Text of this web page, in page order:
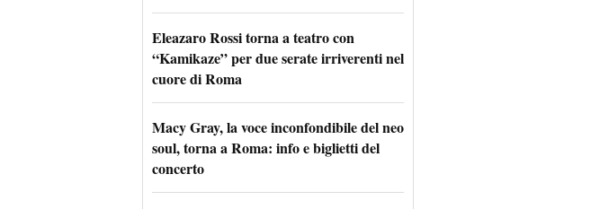
Eleazaro Rossi torna a teatro con
“Kamikaze” per due serate irriverenti nel
cuore di Roma
Macy Gray, la voce inconfondibile del neo
soul, torna a Roma: info e biglietti del
concerto